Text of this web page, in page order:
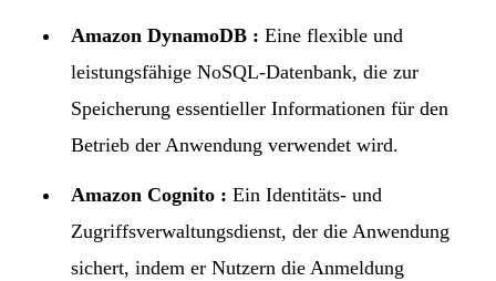
Amazon DynamoDB : Eine flexible und
leistungsfähige NoSQL-Datenbank, die zur
Speicherung essentieller Informationen für den
Betrieb der Anwendung verwendet wird.
Amazon Cognito : Ein Identitäts- und
Zugriffsverwaltungsdienst, der die Anwendung
sichert, indem er Nutzern die Anmeldung